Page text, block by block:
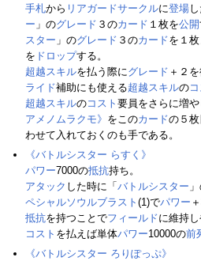
手札から リアガードサークルに登場
ー 」のグレード ３のカード １枚を公開
スター 」のグレード ３のカードを１
を ドロップする。
超越スキルを払う際にグレード ＋２を
ライド補助にも使える超越スキルの
超越スキルのコスト 要員をさらに増や
アメノムラクモ》 をこのカードの５
わせて入れておくのも手である。
《バトルシスター らすく》
パワー7000の抵抗持ち。
アタック した時に「 バトルシスター
ペシャルソウルブラスト (1)でパワー
抵抗を持つことでフィールドに維持
コスト を払えば単体パワー10000の前
《バトルシスター ろりぽっぷ》